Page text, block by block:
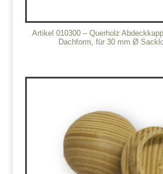
Artikel 010300 – Querholz
Dachform, für 30 mm Ø